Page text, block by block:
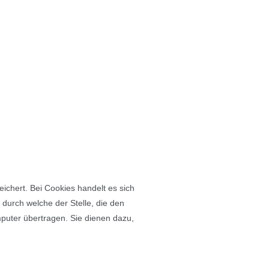
Bei Cookies handelt es sich
welche der Stelle, die den
übertragen. Sie dienen dazu,